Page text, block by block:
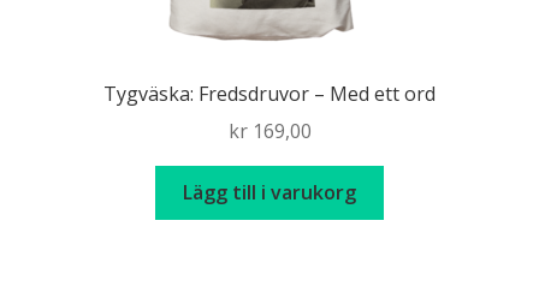
Tygväska: Fredsdruvor – Med ett ord
kr169,00
Lägg till i varukorg